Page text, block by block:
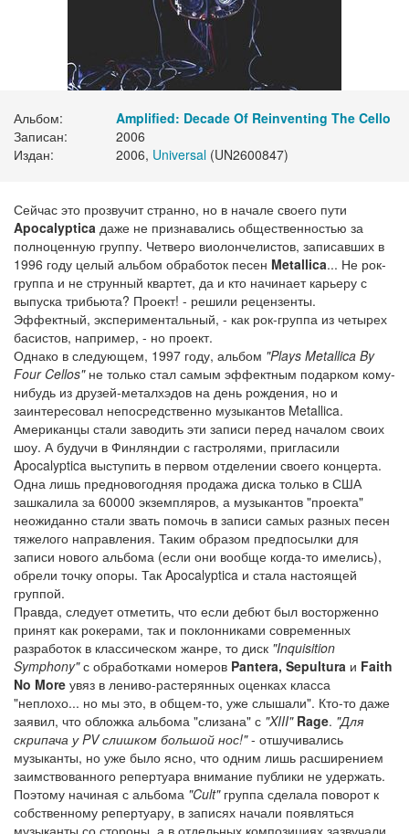
Альбом:
Amplified: Decade Of Reinventing The Cello
Записан:
2006
Издан:
2006, Universal (UN2600847)
Сейчас это прозвучит странно, но в начале своего пути
Apocalyptica даже не признавались общественностью за
полноценную группу. Четверо виолончелистов, записавших в
1996 году целый альбом обработок песен Metallica... Не рок-
группа и не струнный квартет, да и кто начинает карьеру с
выпуска трибьюта? Проект! - решили рецензенты.
Эффектный, экспериментальный, - как рок-группа из четырех
басистов, например, - но проект.
Однако в следующем, 1997 году, альбом "Plays Metallica By
Four Cellos"не только стал самым эффектным подарком кому-
нибудь из друзей-металхэдов на день рождения, но и
заинтересовал непосредственно музыкантов Metallica.
Американцы стали заводить эти записи перед началом своих
шоу. А будучи в Финляндии с гастролями, пригласили
Apocalyptica выступить в первом отделении своего концерта.
Одна лишь предновогодняя продажа диска только в США
зашкалила за 60000 экземпляров, а музыкантов "проекта"
неожиданно стали звать помочь в записи самых разных песен
тяжелого направления. Таким образом предпосылки для
записи нового альбома (если они вообще когда-то имелись),
обрели точку опоры. Так Apocalyptica и стала настоящей
группой.
Правда, следует отметить, что если дебют был восторженно
принят как рокерами, так и поклонниками современных
разработок в классическом жанре, то диск "Inquisition
Symphony"с обработками номеров Pantera, Sepultura и Faith
No More увяз в лениво-растерянных оценках класса
"неплохо... но мы это, в общем-то, уже слышали". Кто-то даже
заявил, что обложка альбома "слизана" с "XIII" Rage. "Для
скрипача у PV слишком большой нос!"- отшучивались
музыканты, но уже было ясно, что одним лишь расширением
заимствованного репертуара внимание публики не удержать.
Поэтому начиная с альбома "Cult"группа сделала поворот к
собственному репертуару, в записях начали появляться
музыканты со стороны, а в отдельных композициях зазвучали